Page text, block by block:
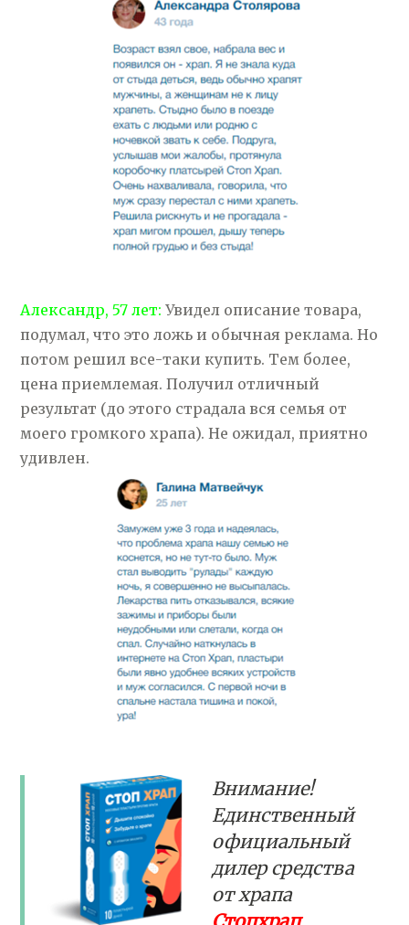
Александр, 57 лет: Увидел описание товара,
подумал, что это ложь и обычная реклама. Но
потом решил все-таки купить. Тем более,
цена приемлемая. Получил отличный
результат (до этого страдала вся семья от
моего громкого храпа). Не ожидал, приятно
удивлен.
Внимание!
Единственный
официальный
дилер средства
от храпа